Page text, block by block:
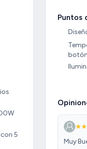
5
Puntos
Muy